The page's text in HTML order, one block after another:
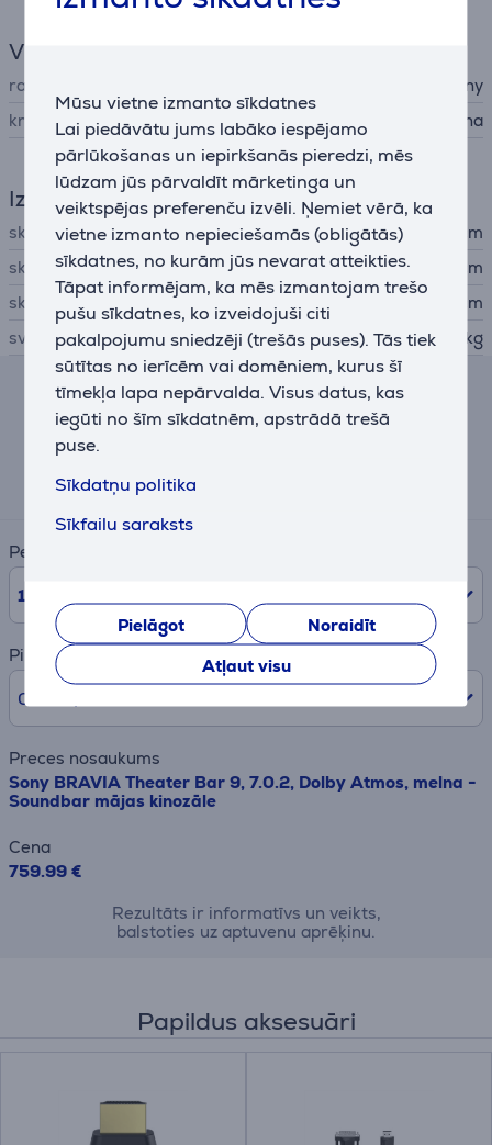
Mūsu vietne izmanto sīkdatnes
Lai piedāvātu jums labāko iespējamo
pārlūkošanas un iepirkšanās pieredzi, mēs
lūdzam jūs pārvaldīt mārketinga un
veiktspējas preferenču izvēli. Ņemiet vērā, ka
vietne izmanto nepieciešamās (obligātās)
sīkdatnes, no kurām jūs nevarat atteikties.
Tāpat informējam, ka mēs izmantojam trešo
pušu sīkdatnes, ko izveidojuši citi
pakalpojumu sniedzēji (trešās puses). Tās tiek
sūtītas no ierīcēm vai domēniem, kurus šī
tīmekļa lapa nepārvalda. Visus datus, kas
iegūti no šīm sīkdatnēm, apstrādā trešā
puse.
Sīkdatņu politika
Sīkfailu saraksts
Pielāgot
Noraidīt
Atļaut visu
Vispārējais parametrs
ražotājs
Sony
krāsa
melna
Izmēri
skaļruņa augstums
6,4 cm
skaļruņa platums
130 cm
skaļruņa dziļums
11,3 cm
svars
5,5 kg
Līzinga un nomas kalkulators
Periods
10
Pirmā iemaksa
0% /
Preces nosaukums
Sony BRAVIA Theater Bar 9, 7.0.2, Dolby Atmos, melna -
Soundbar mājas kinozāle
Cena
759.99 €
Rezultāts ir informatīvs un veikts,
balstoties uz aptuvenu aprēķinu.
Papildus aksesuāri